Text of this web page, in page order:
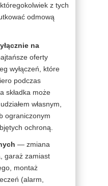
z tych
odmową
na
oferty
wyłączeń, które
podczas
składka może
własnym,
ograniczonym
ochroną.
— zmiana
garaż zamiast
montaż
(alarm,